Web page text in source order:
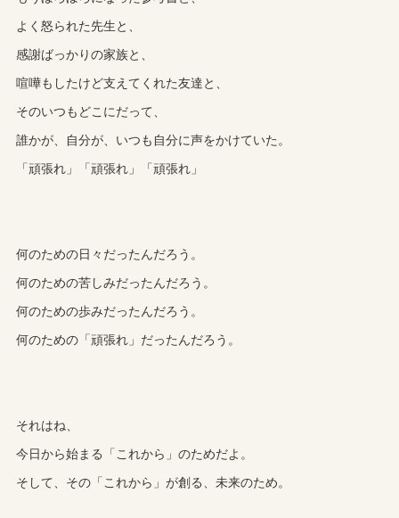
よく怒られた先生と、
感謝ばっかりの家族と、
喧嘩もしたけど支えてくれた友達と、
そのいつもどこにだって、
誰かが、自分が、いつも自分に声をかけていた。
「頑張れ」「頑張れ」「頑張れ」
何のための日々だったんだろう。
何のための苦しみだったんだろう。
何のための歩みだったんだろう。
何のための「頑張れ」だったんだろう。
それはね、
今日から始まる「これから」のためだよ。
そして、その「これから」が創る、未来のため。